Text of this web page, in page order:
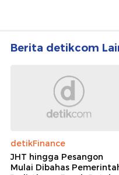
Berita detikcom
detikFinance
JHT hingga Pesangon
Mulai Dibahas